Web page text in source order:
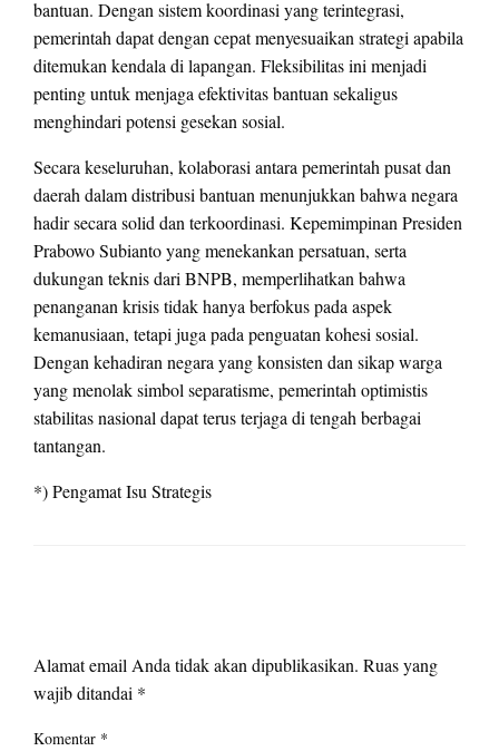
bantuan. Dengan sistem koordinasi yang terintegrasi,
pemerintah dapat dengan cepat menyesuaikan strategi apabila
ditemukan kendala di lapangan. Fleksibilitas ini menjadi
penting untuk menjaga efektivitas bantuan sekaligus
menghindari potensi gesekan sosial.
Secara keseluruhan, kolaborasi antara pemerintah pusat dan
daerah dalam distribusi bantuan menunjukkan bahwa negara
hadir secara solid dan terkoordinasi. Kepemimpinan Presiden
Prabowo Subianto yang menekankan persatuan, serta
dukungan teknis dari BNPB, memperlihatkan bahwa
penanganan krisis tidak hanya berfokus pada aspek
kemanusiaan, tetapi juga pada penguatan kohesi sosial.
Dengan kehadiran negara yang konsisten dan sikap warga
yang menolak simbol separatisme, pemerintah optimistis
stabilitas nasional dapat terus terjaga di tengah berbagai
tantangan.
*) Pengamat Isu Strategis
Alamat email Anda tidak akan dipublikasikan. Ruas yang
wajib ditandai *
Komentar *